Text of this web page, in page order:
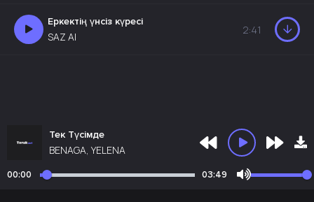
Еркектің үнсіз күресі
SAZ AI
2:41
Тек Түсімде
BENAGA, YELENA
00:00 03:49